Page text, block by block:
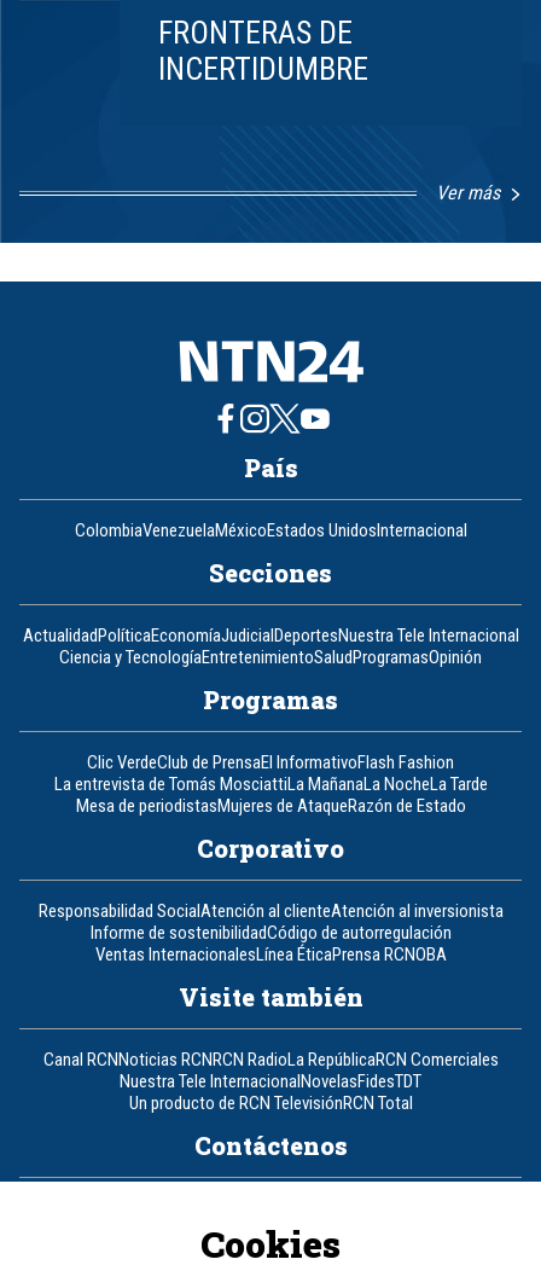
FRONTERAS DE
INCERTIDUMBRE
Ver más
1
8
País
ColombiaVenezuelaMéxicoEstados UnidosInternacional
Secciones
ActualidadPolíticaEconomíaJudicialDeportesNuestra Tele Internacional
Ciencia y TecnologíaEntretenimientoSaludProgramasOpinión
Programas
Clic VerdeClub de PrensaEl InformativoFlash Fashion
La entrevista de Tomás MosciattiLa MañanaLa NocheLa Tarde
Mesa de periodistasMujeres de AtaqueRazón de Estado
Corporativo
Responsabilidad SocialAtención al clienteAtención al inversionista
Informe de sostenibilidadCódigo de autorregulación
Ventas InternacionalesLínea ÉticaPrensa RCNOBA
Visite también
Canal RCNNoticias RCNRCN RadioLa RepúblicaRCN Comerciales
Nuestra Tele InternacionalNovelasFidesTDT
Un producto de RCN TelevisiónRCN Total
Contáctenos
Cookies